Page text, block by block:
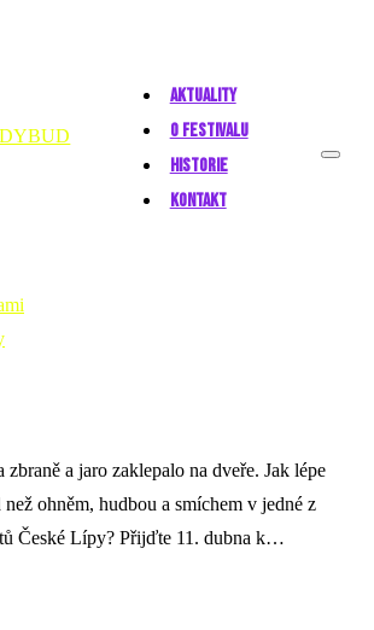
AKTUALITY
O FESTIVALU
HISTORIE
KONTAKT
zbraně a jaro zaklepalo na dveře. Jak lépe
ohněm, hudbou a smíchem v jedné z
České Lípy? Přijďte 11. dubna k…